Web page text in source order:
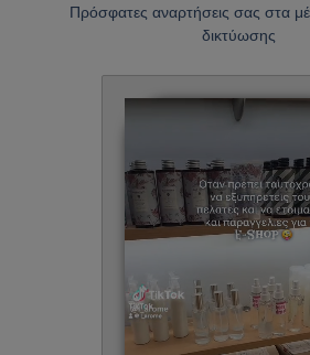
Πρόσφατες αναρτήσεις σας στα
δικτύωσης